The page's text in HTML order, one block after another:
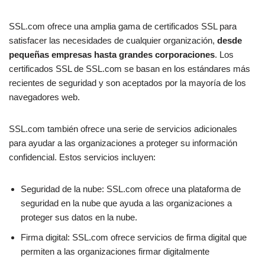
SSL.com ofrece una amplia gama de certificados SSL para
satisfacer las necesidades de cualquier organización, desde
pequeñas empresas hasta grandes corporaciones. Los
certificados SSL de SSL.com se basan en los estándares más
recientes de seguridad y son aceptados por la mayoría de los
navegadores web.
SSL.com también ofrece una serie de servicios adicionales
para ayudar a las organizaciones a proteger su información
confidencial. Estos servicios incluyen:
Seguridad de la nube: SSL.com ofrece una plataforma de
seguridad en la nube que ayuda a las organizaciones a
proteger sus datos en la nube.
Firma digital: SSL.com ofrece servicios de firma digital que
permiten a las organizaciones firmar digitalmente